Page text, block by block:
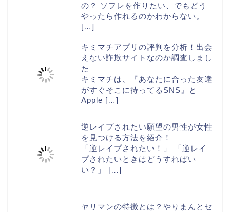
の？ ソフレを作りたい、でもどう
やったら作れるのかわからない。
[…]
キミマチアプリの評判を分析！出会
えない詐欺サイトなのか調査しまし
た
キミマチは、『あなたに合った友達
がすぐそこに待ってるSNS』と
Apple […]
逆レイプされたい願望の男性が女性
を見つける方法を紹介！
「逆レイプされたい！」 「逆レイ
プされたいときはどうすればい
い？」 […]
ヤリマンの特徴とは？やりまんとセ